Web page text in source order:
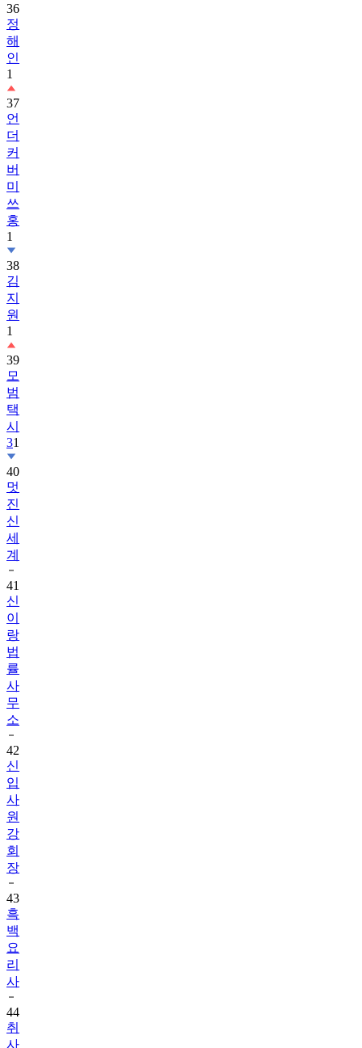
36
정
해
인
1
37
언
더
커
버
미
쓰
홍
1
38
김
지
원
1
39
모
범
택
시
31
40
멋
진
신
세
계
41
신
이
랑
법
률
사
무
소
42
신
입
사
원
강
회
장
43
흑
백
요
리
사
44
취
사